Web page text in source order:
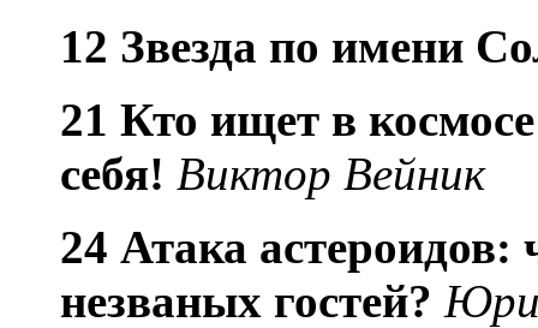
12 Звезда по имени
21 Кто ищет в
себя! Виктор Вейник
24 Атака астероидов:
незваных гостей?